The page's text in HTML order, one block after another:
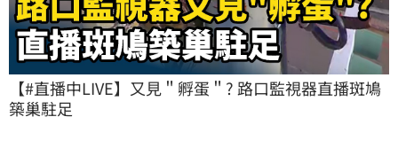
【#直播中LIVE】又見＂孵蛋＂? 路口監視器直播斑鳩
築巢駐足